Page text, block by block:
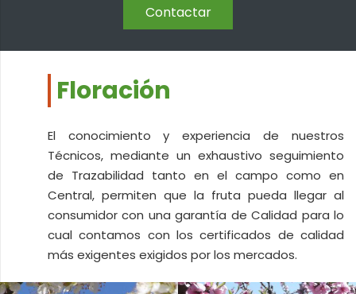
Contactar
Floración
El conocimiento y experiencia de nuestros
Técnicos, mediante un exhaustivo seguimiento
de Trazabilidad tanto en el campo como en
Central, permiten que la fruta pueda llegar al
consumidor con una garantía de Calidad para lo
cual contamos con los certificados de calidad
más exigentes exigidos por los mercados.